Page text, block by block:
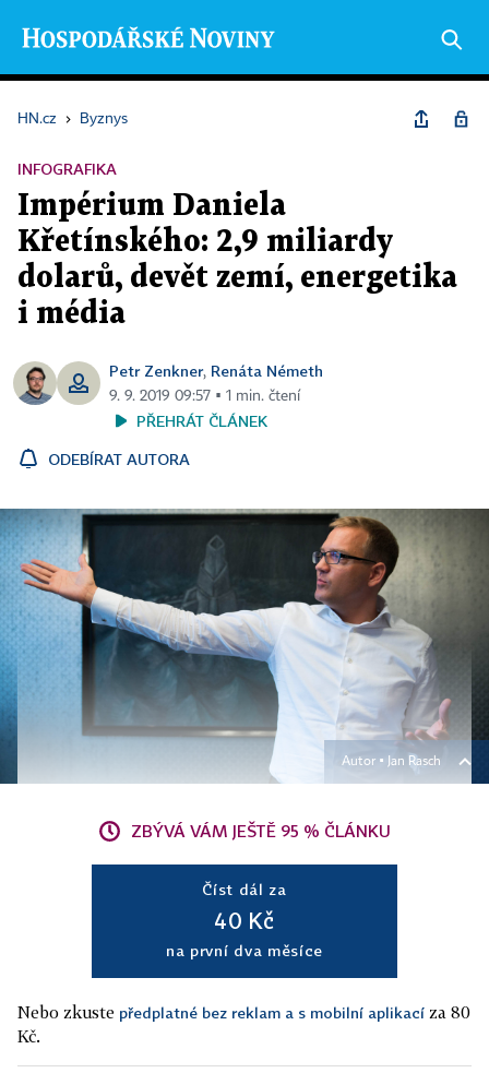
HN.cz › Byznys
INFOGRAFIKA
Impérium Daniela
Křetínského: 2,9 miliardy
dolarů, devět zemí, energetika
i média
Petr Zenkner, Renáta Németh
9. 9. 2019 09:57 ▪ 1 min. čtení
PŘEHRÁT ČLÁNEK
ODEBÍRAT AUTORA
Autor ▪ Jan Rasch
ZBÝVÁ VÁM JEŠTĚ 95 % ČLÁNKU
Číst dál za
40 Kč
na první dva měsíce
Nebo zkuste předplatné bez reklam a s mobilní aplikací za 80
Kč.